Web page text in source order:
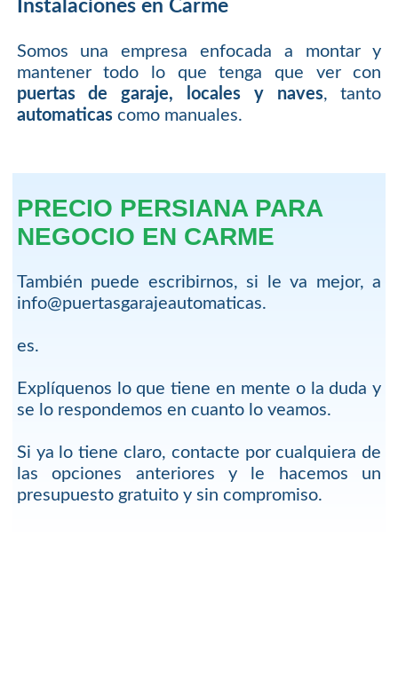
Instalaciones en Carme
Somos una empresa enfocada a montar y
mantener todo lo que tenga que ver con
puertas de garaje, locales y naves, tanto
automaticascomo manuales.
PRECIO PERSIANA PARA
NEGOCIO EN CARME
También puede escribirnos, si le va mejor, a
info@puertasgarajeautomaticas.
es.
Explíquenos lo que tiene en mente o la duda y
se lo respondemos en cuanto lo veamos.
Si ya lo tiene claro, contacte por cualquiera de
las opciones anteriores y le hacemos un
presupuesto gratuito y sin compromiso.